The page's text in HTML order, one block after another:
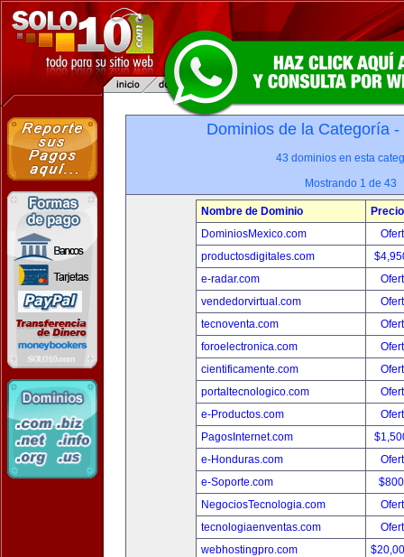
Dominios de la Categoría -
43 dominios en esta
Mostrando 1 de 43
Nombre de Dominio
Precio
DominiosMexico.com
productosdigitales.com
e-radar.com
vendedorvirtual.com
tecnoventa.com
foroelectronica.com
cientificamente.com
portaltecnologico.com
e-Productos.com
PagosInternet.com
e-Honduras.com
e-Soporte.com
NegociosTecnologia.com
tecnologiaenventas.com
webhostingpro.com